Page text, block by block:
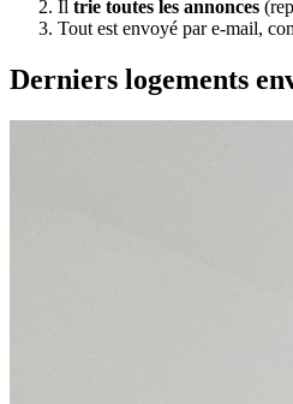
Il trie toutes les annonces
Tout est envoyé par e-mail,
Derniers logements